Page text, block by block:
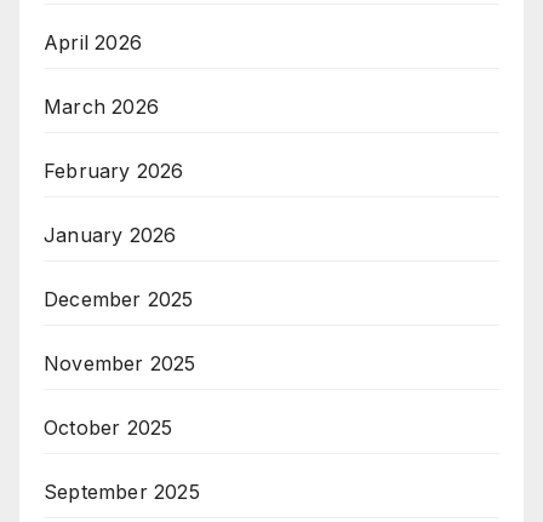
April 2026
March 2026
February 2026
January 2026
December 2025
November 2025
October 2025
September 2025